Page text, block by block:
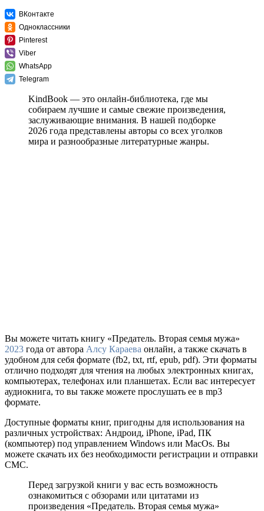
ВКонтакте
Одноклассники
Pinterest
Viber
WhatsApp
Telegram
KindBook — это онлайн-библиотека, где мы
собираем лучшие и самые свежие произведения,
заслуживающие внимания. В нашей подборке
2026 года представлены авторы со всех уголков
мира и разнообразные литературные жанры.
Вы можете читать книгу «Предатель. Вторая семья мужа»
2023 года от автора Алсу Караева онлайн, а также скачать в
удобном для себя формате (fb2, txt, rtf, epub, pdf). Эти форматы
отлично подходят для чтения на любых электронных книгах,
компьютерах, телефонах или планшетах. Если вас интересует
аудиокнига, то вы также можете прослушать ее в mp3
формате.
Доступные форматы книг, пригодны для использования на
различных устройствах: Андроид, iPhone, iPad, ПК
(компьютер) под управлением Windows или MacOs. Вы
можете скачать их без необходимости регистрации и отправки
СМС.
Перед загрузкой книги у вас есть возможность
ознакомиться с обзорами или цитатами из
произведения «Предатель. Вторая семья мужа»